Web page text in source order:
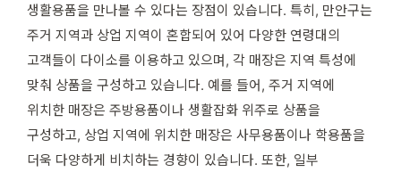
생활용품을 만나볼 수 있다는 장점이 있습니다. 특히, 만안구는
주거 지역과 상업 지역이 혼합되어 있어 다양한 연령대의
고객들이 다이소를 이용하고 있으며, 각 매장은 지역 특성에
맞춰 상품을 구성하고 있습니다. 예를 들어, 주거 지역에
위치한 매장은 주방용품이나 생활잡화 위주로 상품을
구성하고, 상업 지역에 위치한 매장은 사무용품이나 학용품을
더욱 다양하게 비치하는 경향이 있습니다. 또한, 일부